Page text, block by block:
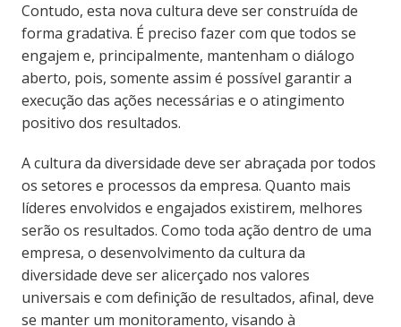
Contudo, esta nova cultura deve ser construída de
forma gradativa. É preciso fazer com que todos se
engajem e, principalmente, mantenham o diálogo
aberto, pois, somente assim é possível garantir a
execução das ações necessárias e o atingimento
positivo dos resultados.
A cultura da diversidade deve ser abraçada por todos
os setores e processos da empresa. Quanto mais
líderes envolvidos e engajados existirem, melhores
serão os resultados. Como toda ação dentro de uma
empresa, o desenvolvimento da cultura da
diversidade deve ser alicerçado nos valores
universais e com definição de resultados, afinal, deve
se manter um monitoramento, visando à